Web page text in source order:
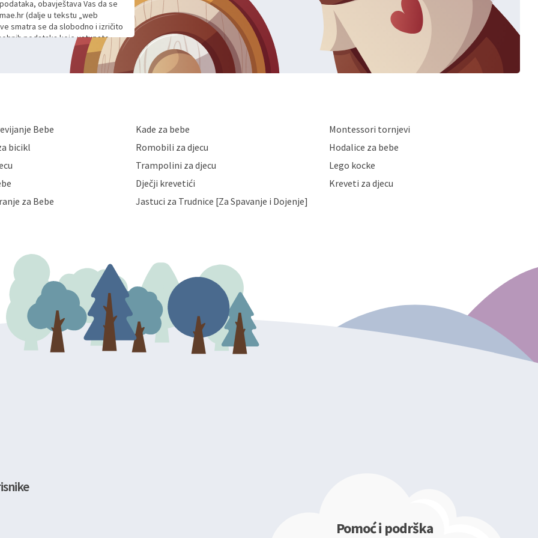
obavještava Vas da se
(dalje u tekstu „web
smatra se da slobodno i izričito
podataka koje ustupate
komunikacije na Vaš upit
davanju podataka te ovu Izjavu
osobne podatke u jednu od
koju možete pročitati
osobnih podataka od
povjerljivost Vaših osobnih
podataka samo onim svojim
Napominjemo da
i objašnjenja odustati od
osobnih podataka. Opoziv
Bebe Kade za bebe
Montessori tornjevi
bicikl Romobili za djecu
Hodalice za bebe
Trampolini za djecu
Lego kocke
Dječji krevetići
Kreveti za djecu
za Bebe Jastuci za Trudnice [Za Spavanje i Dojenje]
Pomoć i podrška